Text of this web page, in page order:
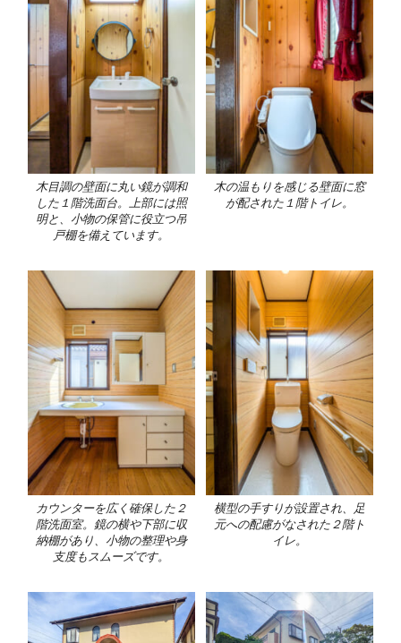
木目調の壁面に丸い鏡が調和
した１階洗面台。上部には照
明と、小物の保管に役立つ吊
戸棚を備えています。
木の温もりを感じる壁面に窓
が配された１階トイレ。
カウンターを広く確保した２
階洗面室。鏡の横や下部に収
納棚があり、小物の整理や身
支度もスムーズです。
横型の手すりが設置され、足
元への配慮がなされた２階ト
イレ。